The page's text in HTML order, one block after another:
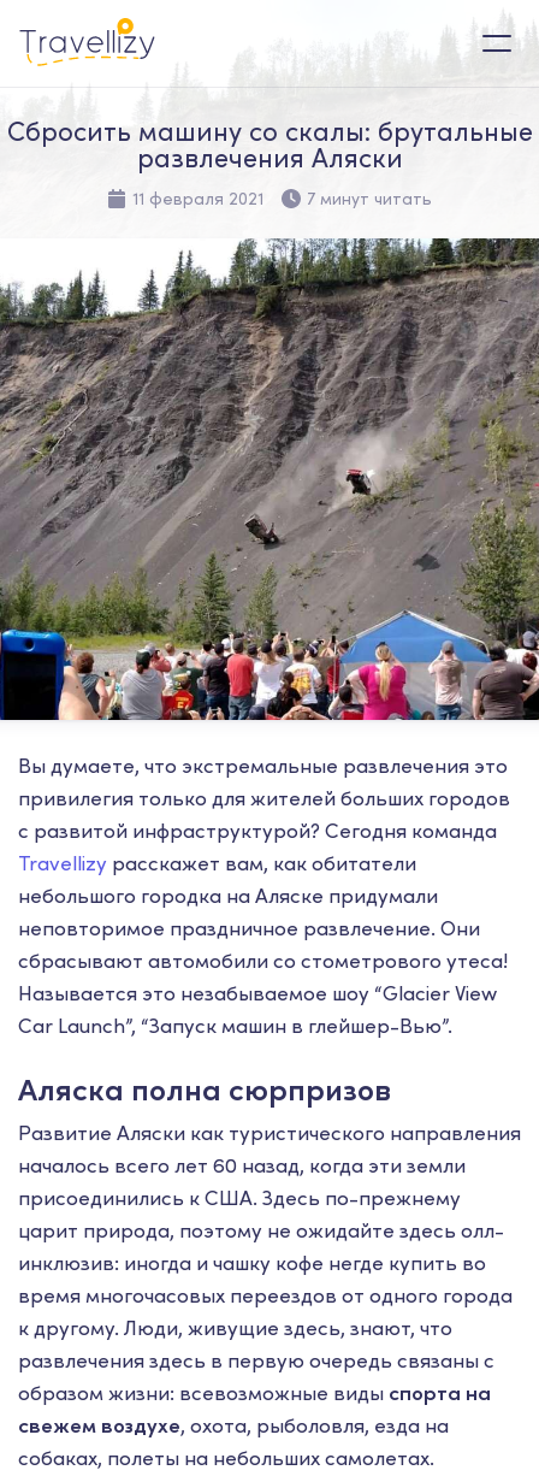
Сбросить машину со скалы: брутальные
развлечения Аляски
11 февраля 2021 7 минут читать
Вы думаете, что экстремальные развлечения это
привилегия только для жителей больших городов
с развитой инфраструктурой? Сегодня команда
Travellizy расскажет вам, как обитатели
небольшого городка на Аляске придумали
неповторимое праздничное развлечение. Они
сбрасывают автомобили со стометрового утеса!
Называется это незабываемое шоу “Glacier View
Car Launch”, “Запуск машин в глейшер-Вью”.
Аляска полна сюрпризов
Развитие Аляски как туристического направления
началось всего лет 60 назад, когда эти земли
присоединились к США. Здесь по-прежнему
царит природа, поэтому не ожидайте здесь олл-
инклюзив: иногда и чашку кофе негде купить во
время многочасовых переездов от одного города
к другому. Люди, живущие здесь, знают, что
развлечения здесь в первую очередь связаны с
образом жизни: всевозможные виды спорта на
свежем воздухе, охота, рыболовля, езда на
собаках, полеты на небольших самолетах.